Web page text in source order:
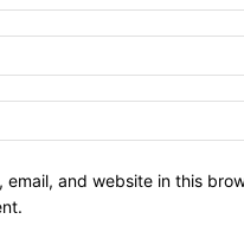
email, and website in this